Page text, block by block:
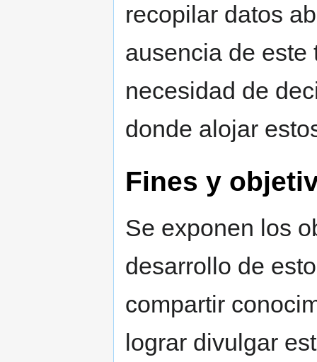
recopilar datos
ausencia de este
necesidad de
donde alojar
Fines y
Se exponen los
desarrollo de
compartir
lograr divulgar